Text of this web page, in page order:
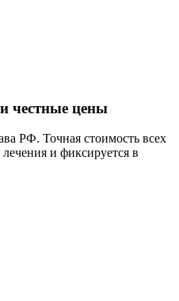
честные цены
РФ. Точная стоимость всех
и фиксируется в